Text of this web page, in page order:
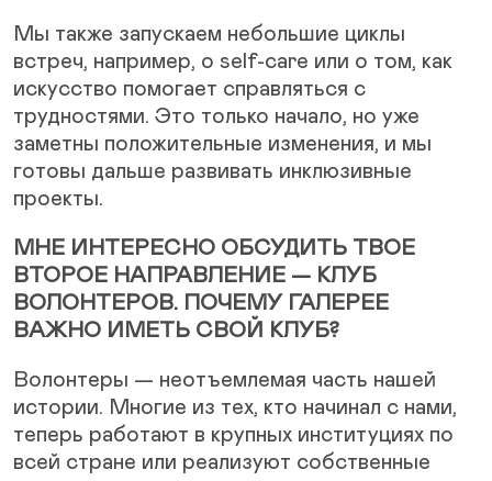
Мы также запускаем небольшие циклы
встреч, например, о self-care или о том, как
искусство помогает справляться с
трудностями. Это только начало, но уже
заметны положительные изменения, и мы
готовы дальше развивать инклюзивные
проекты.
МНЕ ИНТЕРЕСНО ОБСУДИТЬ ТВОЕ
ВТОРОЕ НАПРАВЛЕНИЕ — КЛУБ
ВОЛОНТЕРОВ. ПОЧЕМУ ГАЛЕРЕЕ
ВАЖНО ИМЕТЬ СВОЙ КЛУБ?
Волонтеры — неотъемлемая часть нашей
истории. Многие из тех, кто начинал с нами,
теперь работают в крупных институциях по
всей стране или реализуют собственные